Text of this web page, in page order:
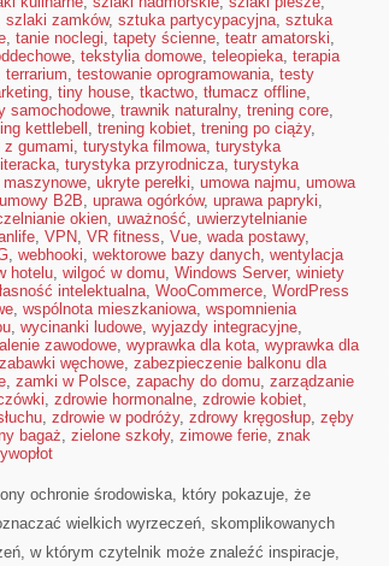
szlaki zamków, sztuka partycypacyjna, sztuka
, tanie noclegi, tapety ścienne, teatr amatorski,
, tekstylia domowe, teleopieka, terapia
terrarium, testowanie oprogramowania, testy
, tiny house, tkactwo, tłumacz offline,
samochodowe, trawnik naturalny, trening core,
kettlebell , trening kobiet, trening po ciąży,
z gumami, turystyka filmowa, turystyka
, turystyka przyrodnicza, turystyka
, ukryte perełki, umowa najmu, umowa
umowy B2B, uprawa ogórków, uprawa papryki,
okien, uważność, uwierzytelnianie
, VPN, VR fitness, Vue, wada postawy,
, webhooki, wektorowe bazy danych, wentylacja
hotelu, wilgoć w domu, Windows Server, winiety
intelektualna, WooCommerce, WordPress
, wspólnota mieszkaniowa, wspomnienia
, wycinanki ludowe, wyjazdy integracyjne,
zawodowe, wyprawka dla kota, wyprawka dla
zabawki węchowe, zabezpieczenie balkonu dla
, zamki w Polsce, zapachy do domu, zarządzanie
, zdrowie hormonalne, zdrowie kobiet,
, zdrowie w podróży, zdrowy kręgosłup, zęby
bagaż, zielone szkoły, zimowe ferie, znak
ochronie środowiska, który pokazuje, że
wielkich wyrzeczeń, skomplikowanych
w którym czytelnik może znaleźć inspiracje,